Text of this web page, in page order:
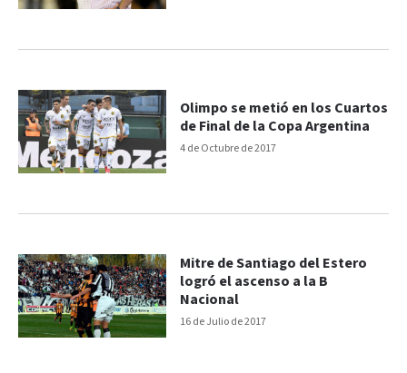
4 de Octubre de 2017
Olimpo se metió en los Cuartos
de Final de la Copa Argentina
16 de Julio de 2017
Mitre de Santiago del Estero
logró el ascenso a la B
Nacional